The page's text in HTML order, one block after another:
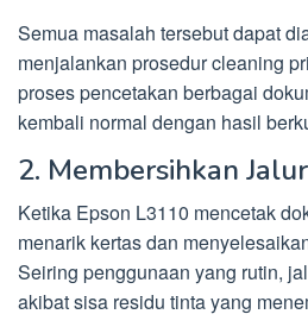
Semua masalah tersebut dapat
menjalankan prosedur cleaning
proses pencetakan berbagai
kembali normal dengan hasil
2. Membersihkan
Ketika Epson L3110 mencetak
menarik kertas dan
Seiring penggunaan yang rutin,
akibat sisa residu tinta yang